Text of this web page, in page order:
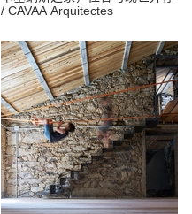
/ CAVAA Arquitectes